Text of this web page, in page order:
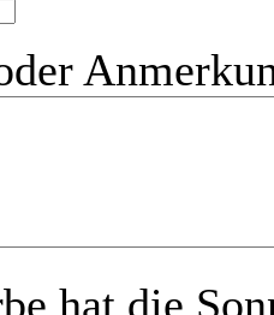
hat die